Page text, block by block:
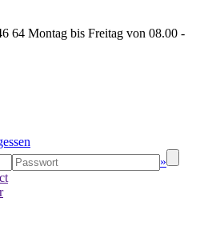
64 Montag bis Freitag von 08.00 -
»